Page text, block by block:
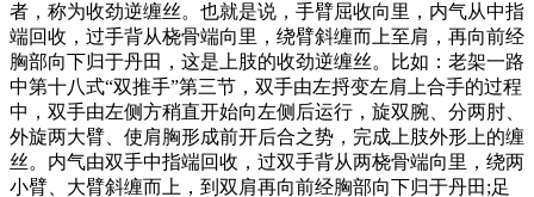
者，称为收劲逆缠丝。也就是说，手臂屈收向里，内气从中指
端回收，过手背从桡骨端向里，绕臂斜缠而上至肩，再向前经
胸部向下归于丹田，这是上肢的收劲逆缠丝。比如：老架一路
中第十八式“双推手”第三节，双手由左捋变左肩上合手的过程
中，双手由左侧方稍直开始向左侧后运行，旋双腕、分两肘、
外旋两大臂、使肩胸形成前开后合之势，完成上肢外形上的缠
丝。内气由双手中指端回收，过双手背从两桡骨端向里，绕两
小臂、大臂斜缠而上，到双肩再向前经胸部向下归于丹田;足